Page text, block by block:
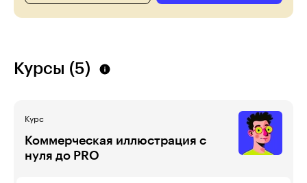
Курсы (5)
Курс
Коммерческая иллюстрация с
нуля до PRO